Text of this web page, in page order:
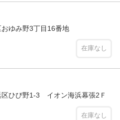
ゆみ野3丁目16番地
在庫なし
ひび野1-3 イオン海浜幕張2Ｆ
在庫なし